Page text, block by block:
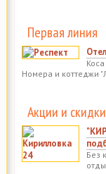
Первая линия
Номера и коттеджи
Акции и
Без